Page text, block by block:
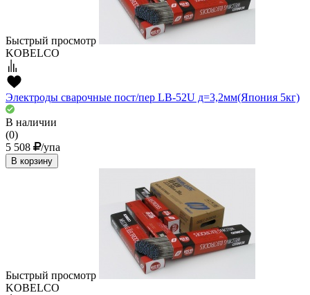
Быстрый просмотр
KOBELCO
Электроды сварочные пост/пер LB-52U д=3,2мм(Япония 5кг)
В наличии
(0)
5 508
/упа
В корзину
Быстрый просмотр
KOBELCO